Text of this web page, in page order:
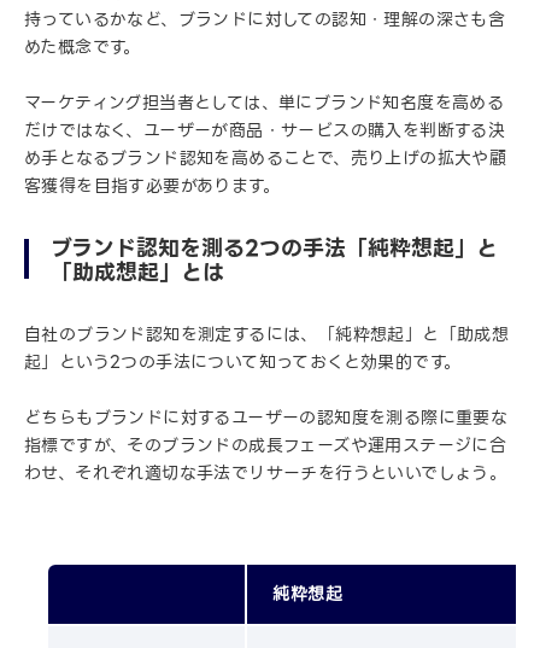
持っているかなど、ブランドに対しての認知・理解の深さも含
めた概念です。
マーケティング担当者としては、単にブランド知名度を高める
だけではなく、ユーザーが商品・サービスの購入を判断する決
め手となるブランド認知を高めることで、売り上げの拡大や顧
客獲得を目指す必要があります。
ブランド認知を測る2つの手法「純粋想起」と
「助成想起」とは
自社のブランド認知を測定するには、「純粋想起」と「助成想
起」という2つの手法について知っておくと効果的です。
どちらもブランドに対するユーザーの認知度を測る際に重要な
指標ですが、そのブランドの成長フェーズや運用ステージに合
わせ、それぞれ適切な手法でリサーチを行うといいでしょう。
純粋想起